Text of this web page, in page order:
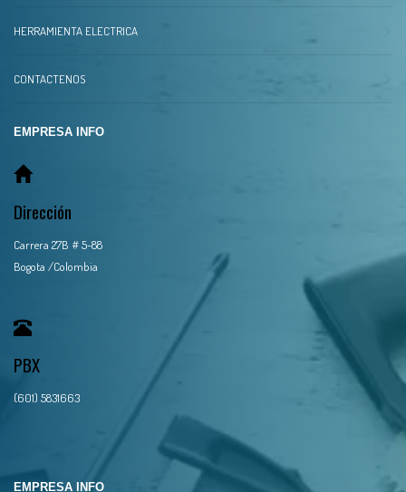
HERRAMIENTA ELECTRICA
CONTACTENOS
EMPRESA INFO
Dirección
Carrera 27B # 5-88
Bogota /Colombia
PBX
(601) 5831663
EMPRESA INFO